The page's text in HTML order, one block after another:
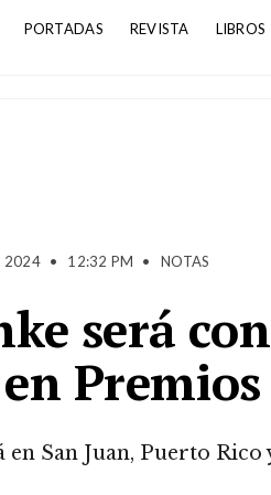
PORTADAS REVISTA LIBROS
2024 • 12:32 PM • NOTAS
será
en San Juan, Puerto